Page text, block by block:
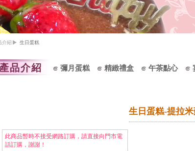
介紹 生日蛋糕
產品介紹 彌月蛋糕 精緻禮盒 午茶點心
生日蛋糕-提拉
此商品暫時不接受網路訂購，請直接向門市電
話訂購，謝謝！